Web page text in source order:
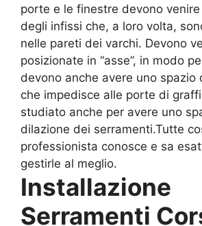
porte e le finestre devono
degli infissi che, a loro volta,
nelle pareti dei varchi. Devono
posizionate in “asse”, in modo
devono anche avere uno spazio
che impedisce alle porte di
studiato anche per avere uno
dilazione dei serramenti.Tutte
professionista conosce e sa
gestirle al meglio.
Installazione
Serramenti